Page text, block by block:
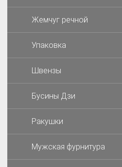
Жемчуг речной
Упаковка
Швензы
Бусины Дзи
Ракушки
Мужская фурнитура